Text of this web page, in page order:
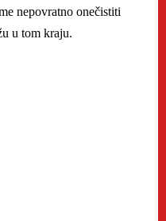
nepovratno onečistiti
u tom kraju.